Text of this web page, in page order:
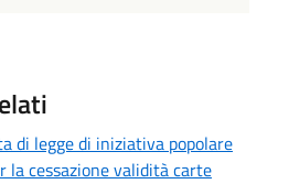
di legge di iniziativa popolare
la cessazione validità carte